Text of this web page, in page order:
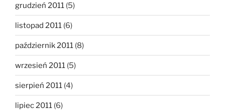
grudzień 2011 (5)
listopad 2011 (6)
październik 2011 (8)
wrzesień 2011 (5)
sierpień 2011 (4)
lipiec 2011 (6)